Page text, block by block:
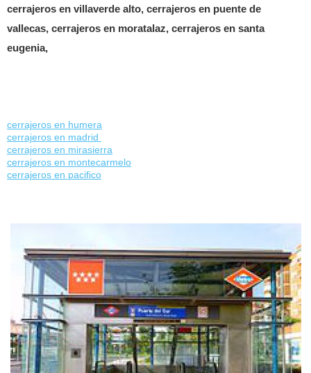
cerrajeros en villaverde alto, cerrajeros en puente de
vallecas, cerrajeros en moratalaz, cerrajeros en santa
eugenia,
cerrajeros en humera
cerrajeros en madrid
cerrajeros en mirasierra
cerrajeros en montecarmelo
cerrajeros en pacifico